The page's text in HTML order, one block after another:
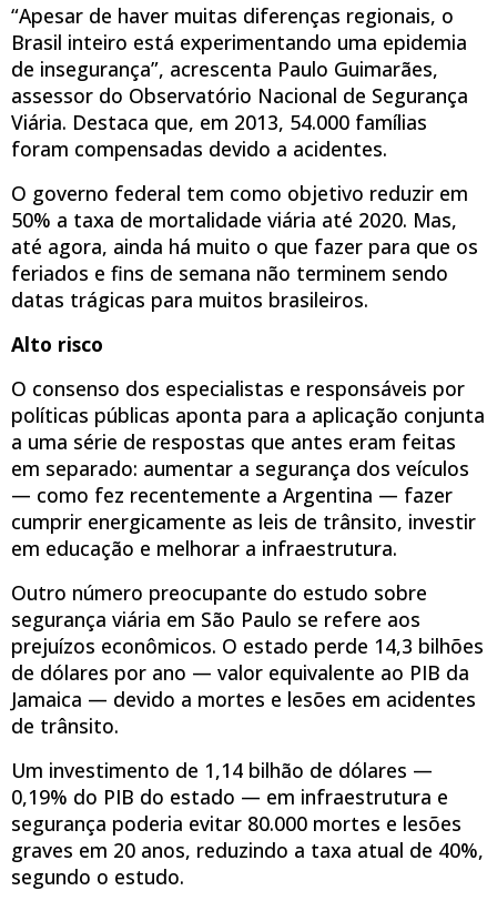
“Apesar de haver muitas diferenças regionais, o
Brasil inteiro está experimentando uma epidemia
de insegurança”, acrescenta Paulo Guimarães,
assessor do Observatório Nacional de Segurança
Viária. Destaca que, em 2013, 54.000 famílias
foram compensadas devido a acidentes.
O governo federal tem como objetivo reduzir em
50% a taxa de mortalidade viária até 2020. Mas,
até agora, ainda há muito o que fazer para que os
feriados e fins de semana não terminem sendo
datas trágicas para muitos brasileiros.
Alto risco
O consenso dos especialistas e responsáveis por
políticas públicas aponta para a aplicação conjunta
a uma série de respostas que antes eram feitas
em separado: aumentar a segurança dos veículos
— como fez recentemente a Argentina — fazer
cumprir energicamente as leis de trânsito, investir
em educação e melhorar a infraestrutura.
Outro número preocupante do estudo sobre
segurança viária em São Paulo se refere aos
prejuízos econômicos. O estado perde 14,3 bilhões
de dólares por ano — valor equivalente ao PIB da
Jamaica — devido a mortes e lesões em acidentes
de trânsito.
Um investimento de 1,14 bilhão de dólares —
0,19% do PIB do estado — em infraestrutura e
segurança poderia evitar 80.000 mortes e lesões
graves em 20 anos, reduzindo a taxa atual de 40%,
segundo o estudo.